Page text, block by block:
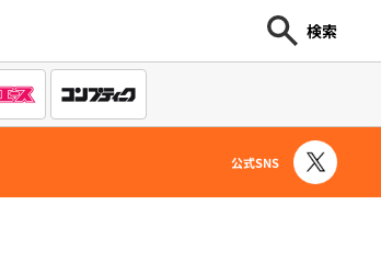
検索
公式SNS